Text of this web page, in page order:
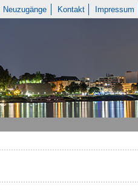
Neuzugänge Kontakt Impressum